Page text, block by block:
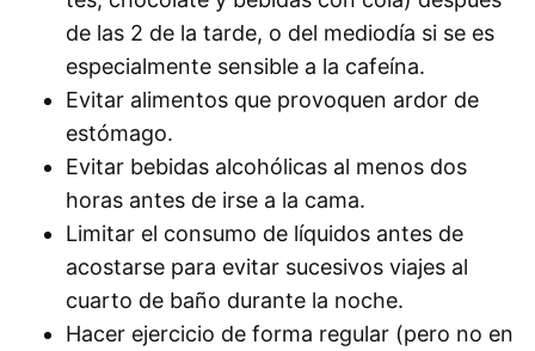
de las 2 de la tarde, o del mediodía si se es
especialmente sensible a la cafeína.
Evitar alimentos que provoquen ardor de
estómago.
Evitar bebidas alcohólicas al menos dos
horas antes de irse a la cama.
Limitar el consumo de líquidos antes de
acostarse para evitar sucesivos viajes al
cuarto de baño durante la noche.
Hacer ejercicio de forma regular (pero no en